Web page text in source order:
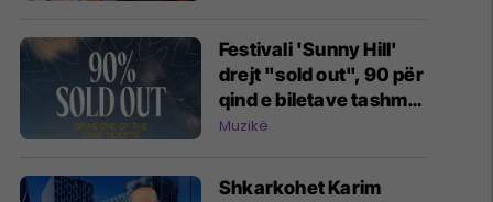
Festivali 'Sunny Hill'
drejt "sold out", 90 për
qind e biletave tashmë
janë shitur
Muzikë
Shkarkohet Karim